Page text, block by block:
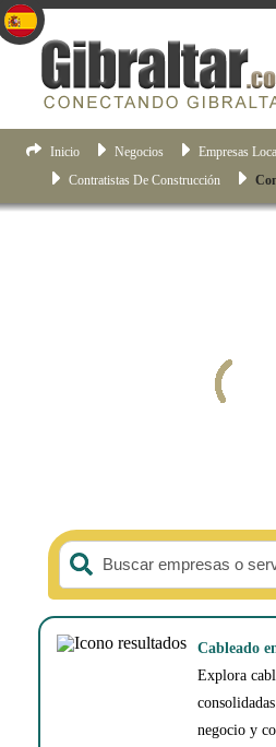
Inicio Negocios
Empresas
Contratistas De Construcción
Buscar empresas o
Cableado
Explora
negocio y